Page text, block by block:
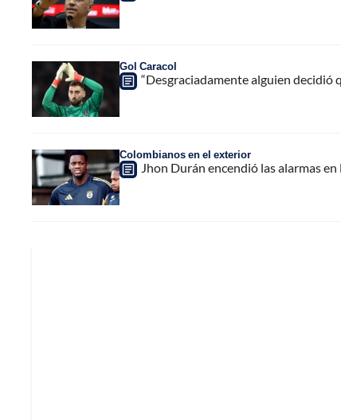
Gol Caracol
“Desgraciadamente alguien decidió
Colombianos en el exterior
Jhon Durán encendió las alarmas